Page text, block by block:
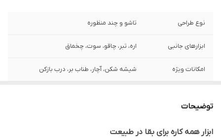
نوع طراحی تاشو و چند منظوره
ابزارهای جانبی اره، تبر، چاقو، سوت، چخماق
امکانات ویژه شیشه شکن، آچار، طناب بر، درب بازکن
توضیحات
ابزار همه کاره برای بقا در طبیعت